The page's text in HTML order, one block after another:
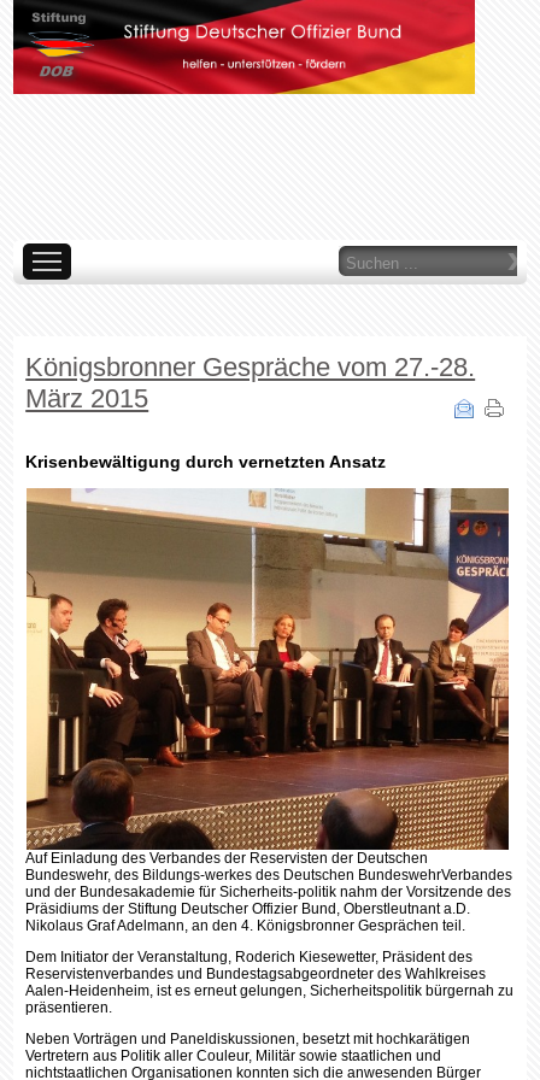
Suchen
...
Königsbronner Gespräche vom 27.-28.
März 2015
Krisenbewältigung durch vernetzten Ansatz
Auf Einladung des Verbandes der Reservisten der Deutschen
Bundeswehr, des Bildungs-werkes des Deutschen BundeswehrVerbandes
und der Bundesakademie für Sicherheits-politik nahm der Vorsitzende des
Präsidiums der Stiftung Deutscher Offizier Bund, Oberstleutnant a.D.
Nikolaus Graf Adelmann, an den 4. Königsbronner Gesprächen teil.
Dem Initiator der Veranstaltung, Roderich Kiesewetter, Präsident des
Reservistenverbandes und Bundestagsabgeordneter des Wahlkreises
Aalen-Heidenheim, ist es erneut gelungen, Sicherheitspolitik bürgernah zu
präsentieren.
Neben Vorträgen und Paneldiskussionen, besetzt mit hochkarätigen
Vertretern aus Politik aller Couleur, Militär sowie staatlichen und
nichtstaatlichen Organisationen konnten sich die anwesenden Bürger